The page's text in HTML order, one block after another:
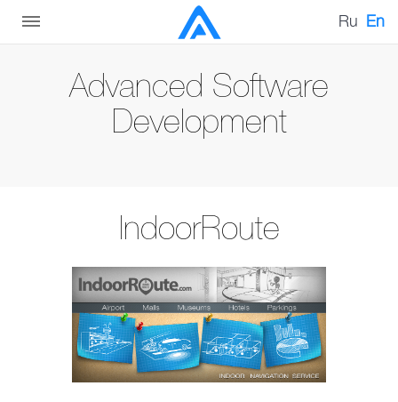
Ru En
Advanced Software
Development
IndoorRoute